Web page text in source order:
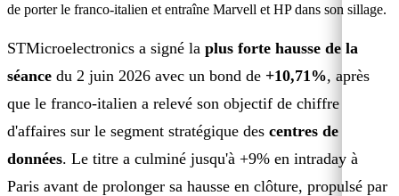
de porter le franco-italien et entraîne Marvell et HP dans son sillage.
STMicroelectronics a signé la plus forte hausse de la
séance du 2 juin 2026 avec un bond de +10,71%, après
que le franco-italien a relevé son objectif de chiffre
d'affaires sur le segment stratégique des centres de
données. Le titre a culminé jusqu'à +9% en intraday à
Paris avant de prolonger sa hausse en clôture, propulsé par